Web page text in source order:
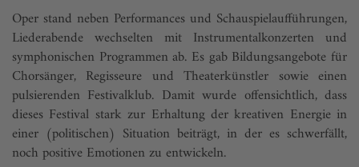
Oper stand neben Performances und Schauspielaufführungen,
Liederabende wechselten mit Instrumentalkonzerten und
symphonischen Programmen ab. Es gab Bildungsangebote für
Chorsänger, Regisseure und Theaterkünstler sowie einen
pulsierenden Festivalklub. Damit wurde offensichtlich, dass
dieses Festival stark zur Erhaltung der kreativen Energie in
einer (politischen) Situation beiträgt, in der es schwerfällt,
noch positive Emotionen zu entwickeln.